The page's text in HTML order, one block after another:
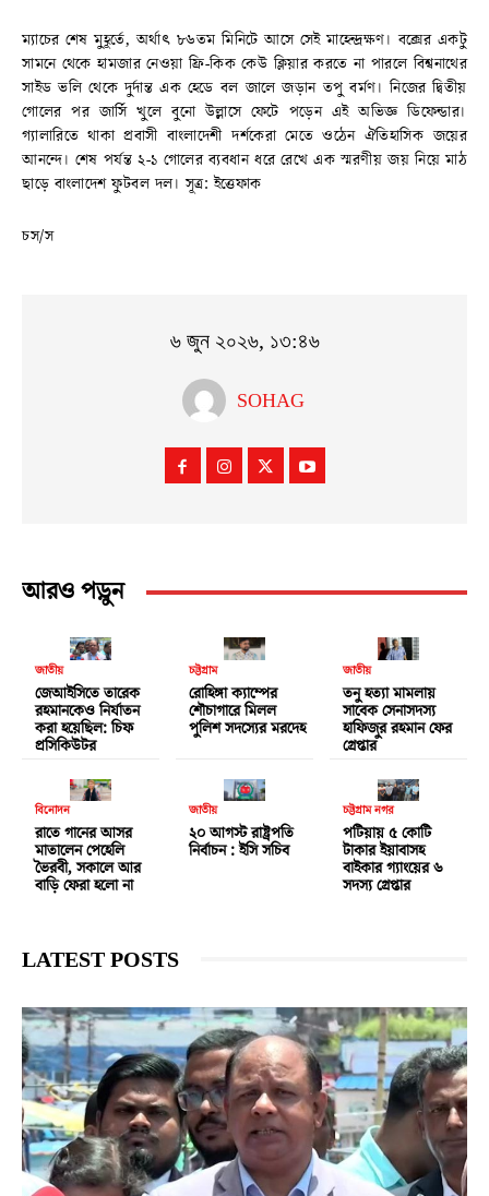
ম্যাচের শেষ মুহূর্তে, অর্থাৎ ৮৬তম মিনিটে আসে সেই মাহেন্দ্রক্ষণ। বক্সের একটু
সামনে থেকে হামজার নেওয়া ফ্রি-কিক কেউ ক্লিয়ার করতে না পারলে বিশ্বনাথের
সাইড ভলি থেকে দুর্দান্ত এক হেডে বল জালে জড়ান তপু বর্মণ। নিজের দ্বিতীয়
গোলের পর জার্সি খুলে বুনো উল্লাসে ফেটে পড়েন এই অভিজ্ঞ ডিফেন্ডার।
গ্যালারিতে থাকা প্রবাসী বাংলাদেশী দর্শকেরা মেতে ওঠেন ঐতিহাসিক জয়ের
আনন্দে। শেষ পর্যন্ত ২-১ গোলের ব্যবধান ধরে রেখে এক স্মরণীয় জয় নিয়ে মাঠ
ছাড়ে বাংলাদেশ ফুটবল দল। সূত্র: ইত্তেফাক
চস/স
৬ জুন ২০২৬, ১৩:৪৬
SOHAG
আরও পড়ুন
জাতীয়
জেআইসিতে তারেক
রহমানকেও নির্যাতন
করা হয়েছিল: চিফ
প্রসিকিউটর
চট্টগ্রাম
রোহিঙ্গা ক্যাম্পের
শৌচাগারে মিলল
পুলিশ সদস্যের মরদেহ
জাতীয়
তনু হত্যা মামলায়
সাবেক সেনাসদস্য
হাফিজুর রহমান ফের
গ্রেপ্তার
বিনোদন
রাতে গানের আসর
মাতালেন পেহেলি
ভৈরবী, সকালে আর
বাড়ি ফেরা হলো না
জাতীয়
২০ আগস্ট রাষ্ট্রপতি
নির্বাচন : ইসি সচিব
চট্টগ্রাম নগর
পটিয়ায় ৫ কোটি
টাকার ইয়াবাসহ
বাইকার গ্যাংয়ের ৬
সদস্য গ্রেপ্তার
LATEST POSTS